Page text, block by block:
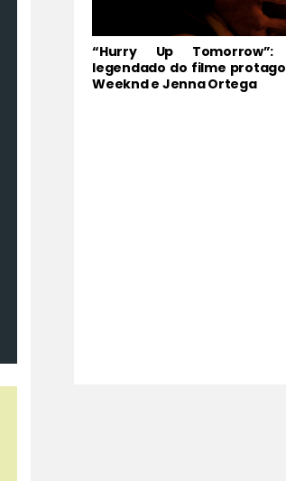
“Hurry Up
legendado do filme
Weeknd e Jenna Ortega